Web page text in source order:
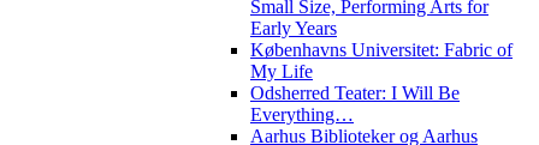
Small Size, Performing Arts for
Early Years
Københavns Universitet: Fabric of
My Life
Odsherred Teater: I Will Be
Everything…
Aarhus Biblioteker og Aarhus